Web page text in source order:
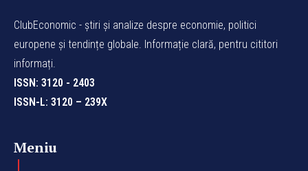
ClubEconomic - știri și analize despre economie, politici
europene și tendințe globale. Informație clară, pentru cititori
informați.
ISSN: 3120 - 2403
ISSN-L: 3120 – 239X
Meniu